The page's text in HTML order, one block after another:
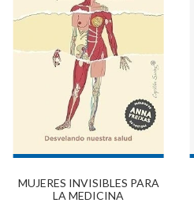
MUJERES INVISIBLES PARA
LA MEDICINA